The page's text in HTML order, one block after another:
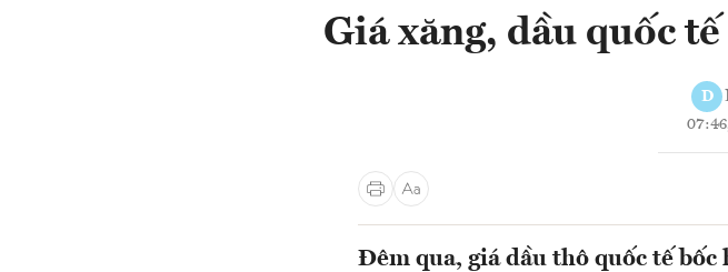
Giá xăng, dầu quốc
D
Đêm qua, giá dầu thô quốc tế bốc